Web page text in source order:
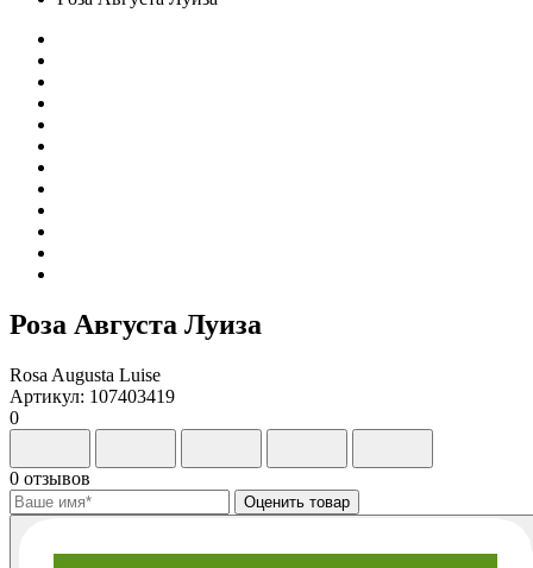
Роза Августа Луиза
Rosa Augusta Luise
Артикул: 107403419
0
0 отзывов